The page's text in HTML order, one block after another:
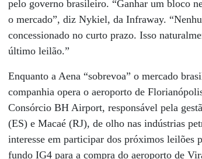
pelo governo brasileiro. “Ganhar um bloco
o mercado”, diz Nykiel, da Infraway.
concessionado no curto prazo. Isso
último leilão.”
Enquanto a Aena “sobrevoa” o mercado
companhia opera o aeroporto de
Consórcio BH Airport, responsável pela
(ES) e Macaé (RJ), de olho nas indústrias
interesse em participar dos próximos leilões
fundo IG4 para a compra do aeroporto de